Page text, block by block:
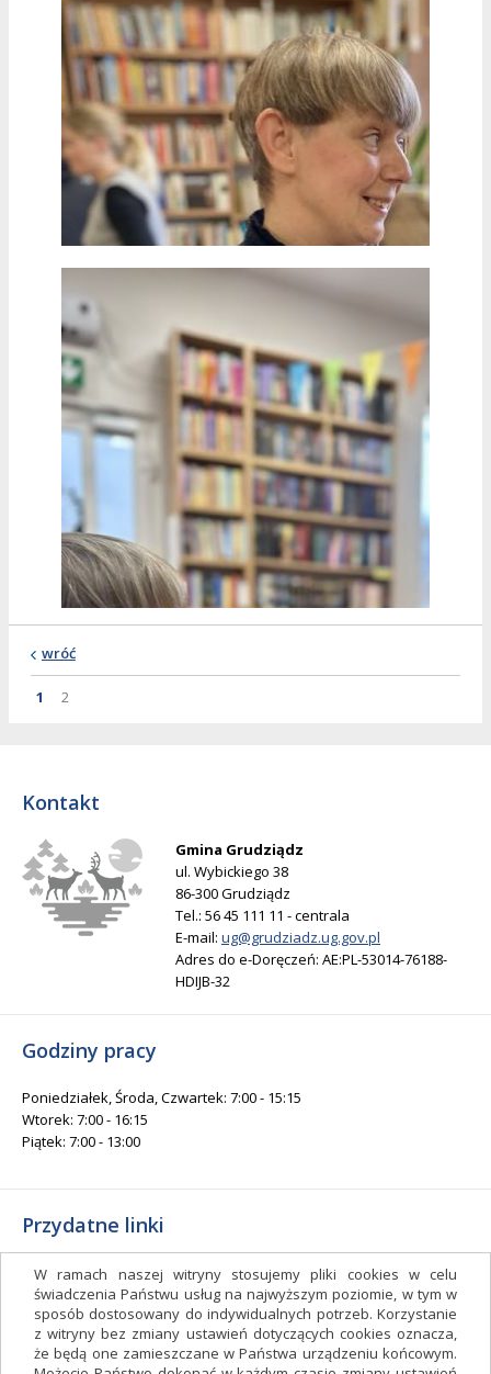
W ramach naszej witryny stosujemy pliki cookies w celu
świadczenia Państwu usług na najwyższym poziomie, w tym w
sposób dostosowany do indywidualnych potrzeb. Korzystanie
z witryny bez zmiany ustawień dotyczących cookies oznacza,
że będą one zamieszczane w Państwa urządzeniu końcowym.
wróć
Strona
Strona
1 Strona
2
Kontakt
Gmina Grudziądz
ul. Wybickiego 38
86-300 Grudziądz
Tel.: 56 45 111 11 - centrala
E-mail: ug@grudziadz.ug.gov.pl
Adres do e-Doręczeń: AE:PL-53014-76188-
HDIJB-32
Godziny pracy
Poniedziałek, Środa, Czwartek: 7:00 - 15:15
Wtorek: 7:00 - 16:15
Piątek: 7:00 - 13:00
Przydatne linki
Gminny Ośrodek Kultury i Sportu
Gminna Biblioteka Publiczna
facebook.com/gminagrudziadz
Deklaracja dostępności